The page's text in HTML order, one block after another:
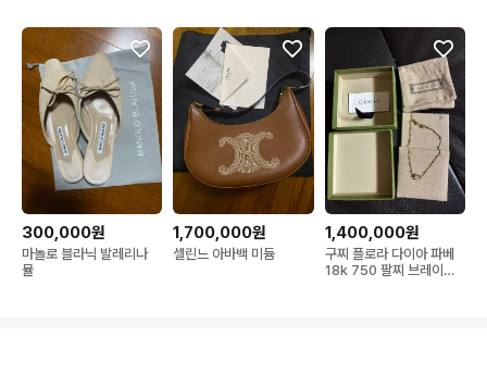
300,000원
마놀로 블라닉 발레리나
뮬
1,700,000원
셀린느 아바백 미듐
1,400,000원
구찌 플로라 다이아 파베
18k 750 팔찌 브레이슬